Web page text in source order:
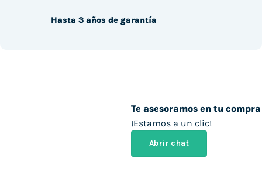
Te asesoramos en tu compra
¡Estamos a un clic!
Abrir chat
Hasta 3 años de garantía